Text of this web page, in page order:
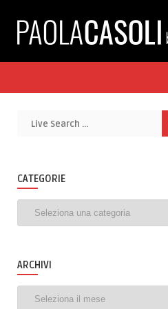
CATEGORIE
ARCHIVI